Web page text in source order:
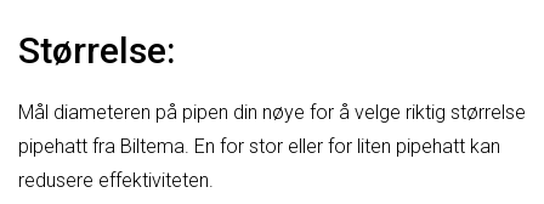
Størrelse:
Mål diameteren på pipen din nøye for å velge riktig størrelse
pipehatt fra Biltema. En for stor eller for liten pipehatt kan
redusere effektiviteten.